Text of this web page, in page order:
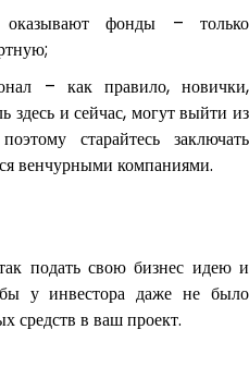
фонды – только
– как правило, новички,
и сейчас, могут выйти из
старайтесь заключать
венчурными компаниями.
подать свою бизнес идею и
у инвестора даже не было
средств в ваш проект.